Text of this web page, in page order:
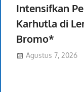
Intensifkan
Karhutla di
Bromo*
Agustus 7, 2026